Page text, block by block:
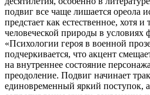
подвиг все чаще лишается ореола
предстает как естественное, хотя
человеческой природы в условиях
«Психологии героя в военной
подчеркивается, что акцент
на внутреннее состояние
преодоление. Подвиг начинает
единовременный яркий поступок,